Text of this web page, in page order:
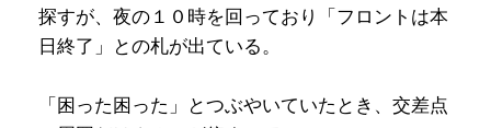
探すが、夜の１０時を回っており「フロントは本
日終了」との札が出ている。
「困った困った」とつぶやいていたとき、交差点